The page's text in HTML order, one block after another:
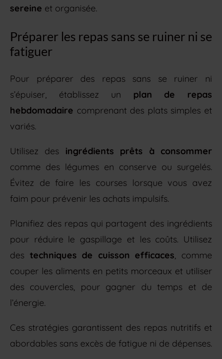
sereine et organisée.
Préparer les repas sans se ruiner ni se
fatiguer
Pour préparer des repas sans se ruiner ni
s’épuiser, établissez un plan de repas
hebdomadaire comprenant des plats simples et
variés.
Utilisez des ingrédients prêts à consommer
comme des légumes en conserve ou surgelés.
Évitez de faire les courses lorsque vous avez
faim pour prévenir les achats impulsifs.
Planifiez des repas qui partagent des ingrédients
pour réduire le gaspillage et les coûts. Utilisez
des techniques de cuisson efficaces, comme
couper les aliments en petits morceaux et utiliser
des couvercles, pour gagner du temps et de
l’énergie.
Ces stratégies garantissent des repas nutritifs et
abordables sans excès de fatigue ni de dépenses.